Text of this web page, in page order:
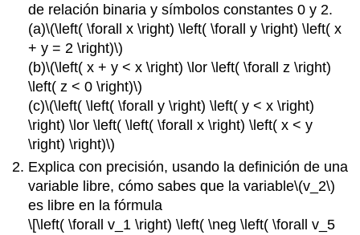
de relación binaria y símbolos constantes 0 y 2.
(a)\(\left( \forall x \right) \left( \forall y \right) \left( x
+ y = 2 \right)\)
(b)\(\left( x + y < x \right) \lor \left( \forall z \right)
\left( z < 0 \right)\)
(c)\(\left( \left( \forall y \right) \left( y < x \right)
\right) \lor \left( \left( \forall x \right) \left( x < y
\right) \right)\)
Explica con precisión, usando la definición de una
variable libre, cómo sabes que la variable\(v_2\)
es libre en la fórmula
\[\left( \forall v_1 \right) \left( \neg \left( \forall v_5